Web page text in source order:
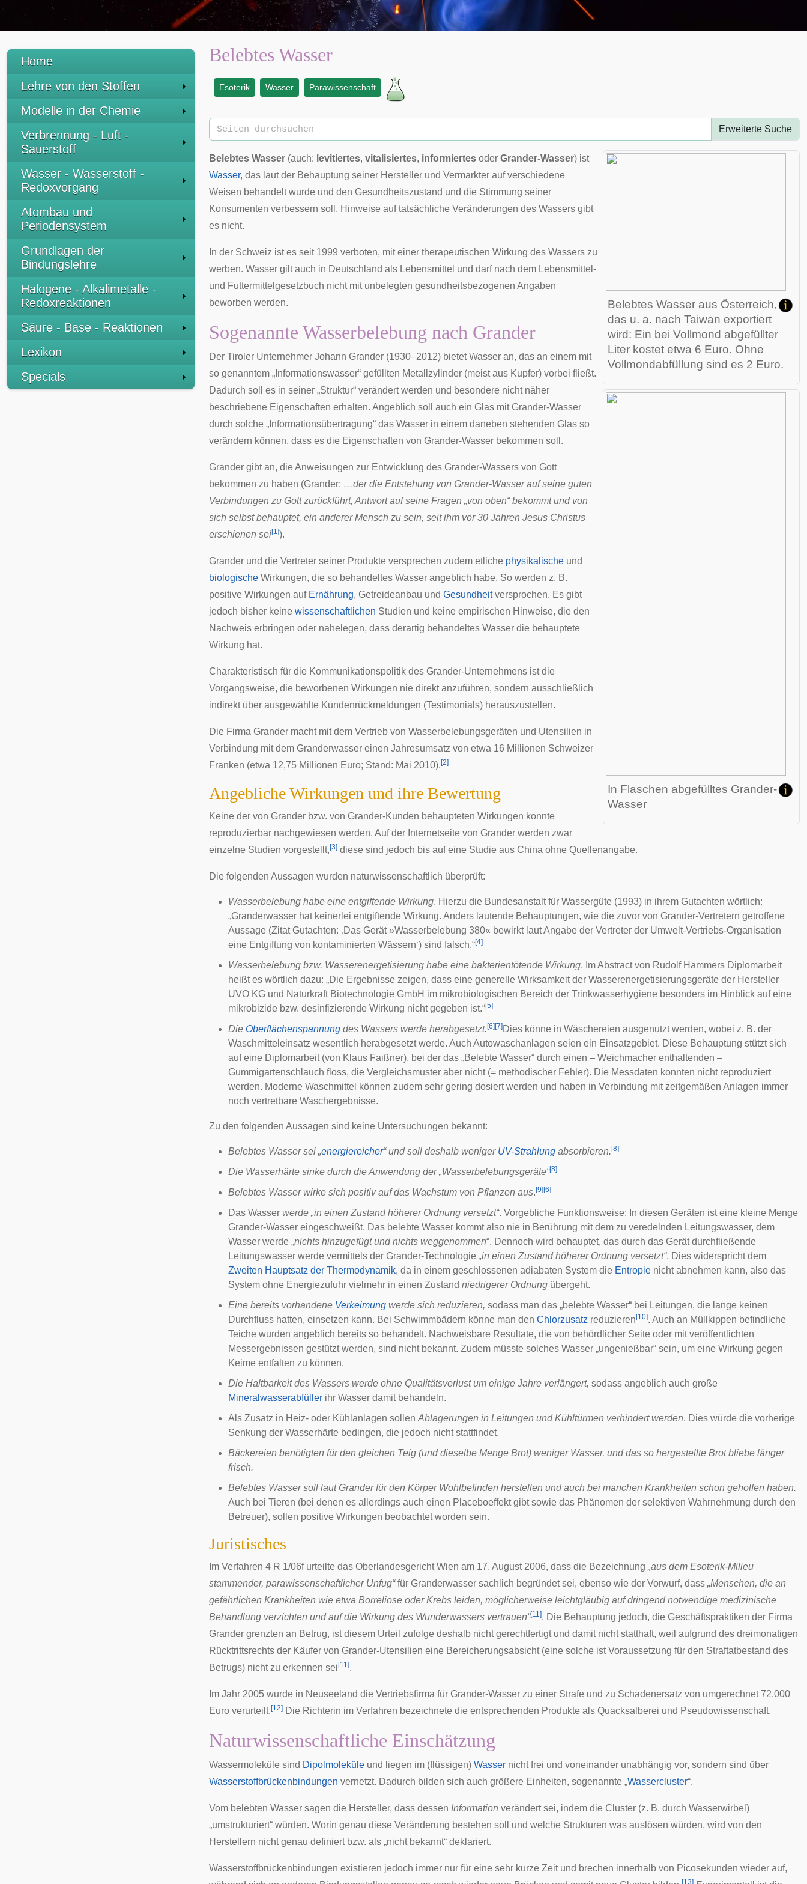
Home
Lehre von den Stoffen
Modelle in der Chemie
Verbrennung - Luft -
Sauerstoff
Wasser - Wasserstoff -
Redoxvorgang
Atombau und
Periodensystem
Grundlagen der
Bindungslehre
Halogene - Alkalimetalle -
Redoxreaktionen
Säure - Base - Reaktionen
Lexikon
Specials
Belebtes Wasser
Esoterik Wasser Parawissenschaft
Erweiterte Suche
Belebtes Wasser aus Österreich,
das u. a. nach Taiwan exportiert
wird: Ein bei Vollmond abgefüllter
Liter kostet etwa 6 Euro. Ohne
Vollmondabfüllung sind es 2 Euro.
Belebtes Wasser (auch: levitiertes, vitalisiertes, informiertes oder Grander-Wasser) ist
Wasser, das laut der Behauptung seiner Hersteller und Vermarkter auf verschiedene
Weisen behandelt wurde und den Gesundheitszustand und die Stimmung seiner
Konsumenten verbessern soll. Hinweise auf tatsächliche Veränderungen des Wassers gibt
es nicht.
In der Schweiz ist es seit 1999 verboten, mit einer therapeutischen Wirkung des Wassers zu
werben. Wasser gilt auch in Deutschland als Lebensmittel und darf nach dem Lebensmittel-
und Futtermittelgesetzbuch nicht mit unbelegten gesundheitsbezogenen Angaben
beworben werden.
Sogenannte Wasserbelebung nach Grander
In Flaschen abgefülltes Grander-
Wasser
Der Tiroler Unternehmer Johann Grander (1930–2012) bietet Wasser an, das an einem mit
so genanntem „Informationswasser“ gefüllten Metallzylinder (meist aus Kupfer) vorbei fließt.
Dadurch soll es in seiner „Struktur“ verändert werden und besondere nicht näher
beschriebene Eigenschaften erhalten. Angeblich soll auch ein Glas mit Grander-Wasser
durch solche „Informationsübertragung“ das Wasser in einem daneben stehenden Glas so
verändern können, dass es die Eigenschaften von Grander-Wasser bekommen soll.
Grander gibt an, die Anweisungen zur Entwicklung des Grander-Wassers von Gott
bekommen zu haben (Grander; …der die Entstehung von Grander-Wasser auf seine guten
Verbindungen zu Gott zurückführt, Antwort auf seine Fragen „von oben“ bekommt und von
sich selbst behauptet, ein anderer Mensch zu sein, seit ihm vor 30 Jahren Jesus Christus
erschienen sei[1]).
Grander und die Vertreter seiner Produkte versprechen zudem etliche physikalische und
biologische Wirkungen, die so behandeltes Wasser angeblich habe. So werden z. B.
positive Wirkungen auf Ernährung, Getreideanbau und Gesundheitversprochen. Es gibt
jedoch bisher keine wissenschaftlichen Studien und keine empirischen Hinweise, die den
Nachweis erbringen oder nahelegen, dass derartig behandeltes Wasser die behauptete
Wirkung hat.
Charakteristisch für die Kommunikationspolitik des Grander-Unternehmens ist die
Vorgangsweise, die beworbenen Wirkungen nie direkt anzuführen, sondern ausschließlich
indirekt über ausgewählte Kundenrückmeldungen (Testimonials) herauszustellen.
Die Firma Grander macht mit dem Vertrieb von Wasserbelebungsgeräten und Utensilien in
Verbindung mit dem Granderwasser einen Jahresumsatz von etwa 16 Millionen Schweizer
Franken (etwa 12,75 Millionen Euro; Stand: Mai 2010). [2]
Angebliche Wirkungen und ihre Bewertung
Keine der von Grander bzw. von Grander-Kunden behaupteten Wirkungen konnte
reproduzierbar nachgewiesen werden. Auf der Internetseite von Grander werden zwar
einzelne Studien vorgestellt, [3] diese sind jedoch bis auf eine Studie aus China ohne Quellenangabe.
Die folgenden Aussagen wurden naturwissenschaftlich überprüft:
Wasserbelebung habe eine entgiftende Wirkung. Hierzu die Bundesanstalt für Wassergüte (1993) in ihrem Gutachten wörtlich:
„Granderwasser hat keinerlei entgiftende Wirkung. Anders lautende Behauptungen, wie die zuvor von Grander-Vertretern getroffene
Aussage (Zitat Gutachten: ‚Das Gerät »Wasserbelebung 380« bewirkt laut Angabe der Vertreter der Umwelt-Vertriebs-Organisation
eine Entgiftung von kontaminierten Wässern‘) sind falsch.“[4]
Wasserbelebung bzw. Wasserenergetisierung habe eine bakterientötende Wirkung. Im Abstract von Rudolf Hammers Diplomarbeit
heißt es wörtlich dazu: „Die Ergebnisse zeigen, dass eine generelle Wirksamkeit der Wasserenergetisierungsgeräte der Hersteller
UVO KG und Naturkraft Biotechnologie GmbH im mikrobiologischen Bereich der Trinkwasserhygiene besonders im Hinblick auf eine
mikrobizide bzw. desinfizierende Wirkung nicht gegeben ist.“[5]
Die Oberflächenspannung des Wassers werde herabgesetzt. [6] [7] Dies könne in Wäschereien ausgenutzt werden, wobei z. B. der
Waschmitteleinsatz wesentlich herabgesetzt werde. Auch Autowaschanlagen seien ein Einsatzgebiet. Diese Behauptung stützt sich
auf eine Diplomarbeit (von Klaus Faißner), bei der das „Belebte Wasser“ durch einen – Weichmacher enthaltenden –
Gummigartenschlauch floss, die Vergleichsmuster aber nicht (= methodischer Fehler). Die Messdaten konnten nicht reproduziert
werden. Moderne Waschmittel können zudem sehr gering dosiert werden und haben in Verbindung mit zeitgemäßen Anlagen immer
noch vertretbare Waschergebnisse.
Zu den folgenden Aussagen sind keine Untersuchungen bekannt:
Belebtes Wasser sei „energiereicher“ und soll deshalb weniger UV-Strahlung absorbieren. [8]
Die Wasserhärte sinke durch die Anwendung der „Wasserbelebungsgeräte“[8]
Belebtes Wasser wirke sich positiv auf das Wachstum von Pflanzen aus. [9] [6]
Das Wasser werde „in einen Zustand höherer Ordnung versetzt“. Vorgebliche Funktionsweise: In diesen Geräten ist eine kleine Menge
Grander-Wasser eingeschweißt. Das belebte Wasser kommt also nie in Berührung mit dem zu veredelnden Leitungswasser, dem
Wasser werde „nichts hinzugefügt und nichts weggenommen“. Dennoch wird behauptet, das durch das Gerät durchfließende
Leitungswasser werde vermittels der Grander-Technologie „in einen Zustand höherer Ordnung versetzt“. Dies widerspricht dem
Zweiten Hauptsatz der Thermodynamik, da in einem geschlossenen adiabaten System die Entropie nicht abnehmen kann, also das
System ohne Energiezufuhr vielmehr in einen Zustand niedrigerer Ordnung übergeht.
Eine bereits vorhandene Verkeimung werde sich reduzieren, sodass man das „belebte Wasser“ bei Leitungen, die lange keinen
Durchfluss hatten, einsetzen kann. Bei Schwimmbädern könne man den Chlorzusatz reduzieren [10]. Auch an Müllkippen befindliche
Teiche wurden angeblich bereits so behandelt. Nachweisbare Resultate, die von behördlicher Seite oder mit veröffentlichten
Messergebnissen gestützt werden, sind nicht bekannt. Zudem müsste solches Wasser „ungenießbar“ sein, um eine Wirkung gegen
Keime entfalten zu können.
Die Haltbarkeit des Wassers werde ohne Qualitätsverlust um einige Jahre verlängert, sodass angeblich auch große
Mineralwasserabfüller ihr Wasser damit behandeln.
Als Zusatz in Heiz- oder Kühlanlagen sollen Ablagerungen in Leitungen und Kühltürmen verhindert werden. Dies würde die vorherige
Senkung der Wasserhärte bedingen, die jedoch nicht stattfindet.
Bäckereien benötigten für den gleichen Teig (und dieselbe Menge Brot) weniger Wasser, und das so hergestellte Brot bliebe länger
frisch.
Belebtes Wasser soll laut Grander für den Körper Wohlbefinden herstellen und auch bei manchen Krankheiten schon geholfen haben.
Auch bei Tieren (bei denen es allerdings auch einen Placeboeffektgibt sowie das Phänomen der selektiven Wahrnehmung durch den
Betreuer), sollen positive Wirkungen beobachtet worden sein.
Juristisches
Im Verfahren 4 R 1/06f urteilte das Oberlandesgericht Wien am 17. August 2006, dass die Bezeichnung „aus dem Esoterik-Milieu
stammender, parawissenschaftlicher Unfug“für Granderwasser sachlich begründet sei, ebenso wie der Vorwurf, dass „Menschen, die an
gefährlichen Krankheiten wie etwa Borreliose oder Krebs leiden, möglicherweise leichtgläubig auf dringend notwendige medizinische
Behandlung verzichten und auf die Wirkung des Wunderwassers vertrauen“[11]. Die Behauptung jedoch, die Geschäftspraktiken der Firma
Grander grenzten an Betrug, ist diesem Urteil zufolge deshalb nicht gerechtfertigt und damit nicht statthaft, weil aufgrund des dreimonatigen
Rücktrittsrechts der Käufer von Grander-Utensilien eine Bereicherungsabsicht (eine solche ist Voraussetzung für den Straftatbestand des
Betrugs) nicht zu erkennen sei [11].
Im Jahr 2005 wurde in Neuseeland die Vertriebsfirma für Grander-Wasser zu einer Strafe und zu Schadenersatz von umgerechnet 72.000
Euro verurteilt. [12] Die Richterin im Verfahren bezeichnete die entsprechenden Produkte als Quacksalberei und Pseudowissenschaft.
Naturwissenschaftliche Einschätzung
Wassermoleküle sind Dipolmoleküle und liegen im (flüssigen) Wasser nicht frei und voneinander unabhängig vor, sondern sind über
Wasserstoffbrückenbindungen vernetzt. Dadurch bilden sich auch größere Einheiten, sogenannte „Wassercluster“.
Vom belebten Wasser sagen die Hersteller, dass dessen Information verändert sei, indem die Cluster (z. B. durch Wasserwirbel)
„umstrukturiert“ würden. Worin genau diese Veränderung bestehen soll und welche Strukturen was auslösen würden, wird von den
Herstellern nicht genau definiert bzw. als „nicht bekannt“ deklariert.
Wasserstoffbrückenbindungen existieren jedoch immer nur für eine sehr kurze Zeit und brechen innerhalb von Picosekunden wieder auf,
[13]